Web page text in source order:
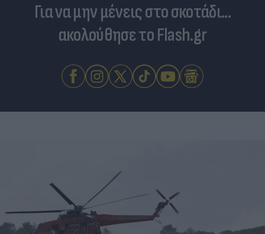
Για να μην μένεις στο σκοτάδι...
ακολούθησε το Flash.gr